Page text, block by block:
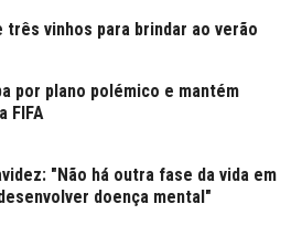
três vinhos para brindar ao verão
por plano polémico e mantém
FIFA
"Não há outra fase da vida em
doença mental"